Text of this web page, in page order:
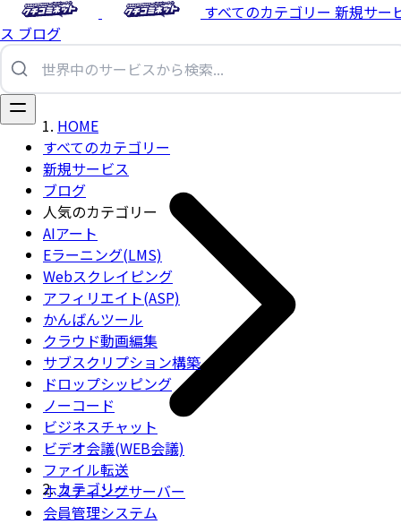
すべてのカテゴリー 新規サー
ス ブログ
すべてのカテゴリー
新規サービス
ブログ
人気のカテゴリー
AIアート
Eラーニング(LMS)
Webスクレイピング
アフィリエイト(ASP)
かんばんツール
クラウド動画編集
サブスクリプション構築
ドロップシッピング
ノーコード
ビジネスチャット
ビデオ会議(WEB会議)
ファイル転送
ホスティングサーバー
会員管理システム
HOME
カテゴリー